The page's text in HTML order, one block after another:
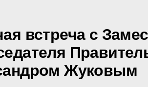
встреча с
Жуковым